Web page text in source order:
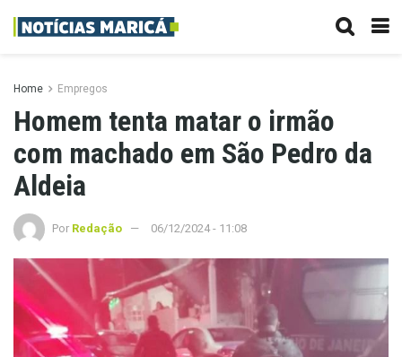
Home Empregos
Homem tenta matar o irmão
com machado em São Pedro da
Aldeia
Por Redação 06/12/2024 - 11:08